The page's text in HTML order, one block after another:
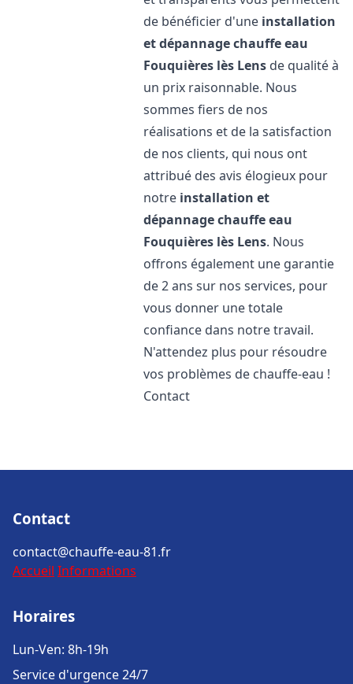
de bénéficier d'une installation
et dépannage chauffe eau
Fouquières lès Lens de qualité à
un prix raisonnable. Nous
sommes fiers de nos
réalisations et de la satisfaction
de nos clients, qui nous ont
attribué des avis élogieux pour
notre installation et
dépannage chauffe eau
Fouquières lès Lens. Nous
offrons également une garantie
de 2 ans sur nos services, pour
vous donner une totale
confiance dans notre travail.
N'attendez plus pour résoudre
vos problèmes de chauffe-eau !
Contact
Contact
contact@chauffe-eau-81.fr
Accueil Informations
Horaires
Lun-Ven: 8h-19h
Service d'urgence 24/7